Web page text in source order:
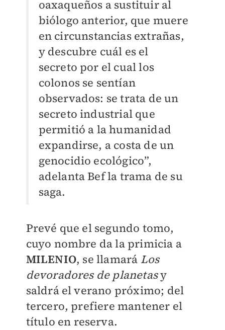
oaxaqueños a sustituir al
biólogo anterior, que muere
en circunstancias extrañas,
y descubre cuál es el
secreto por el cual los
colonos se sentían
observados: se trata de un
secreto industrial que
permitió a la humanidad
expandirse, a costa de un
genocidio ecológico”,
adelanta Bef la trama de su
saga.
Prevé que el segundo tomo,
cuyo nombre da la primicia a
MILENIO, se llamará Los
devoradores de planetasy
saldrá el verano próximo; del
tercero, prefiere mantener el
título en reserva.